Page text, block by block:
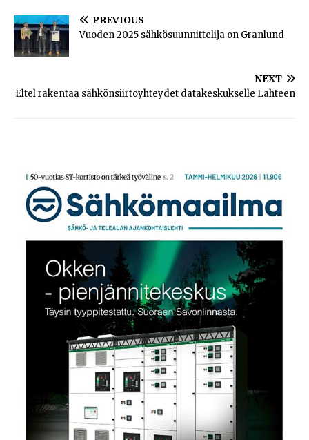
PREVIOUS
Vuoden 2025 sähkösuunnittelija on Granlund
NEXT
Eltel rakentaa sähkönsiirtoyhteydet datakeskukselle Lahteen